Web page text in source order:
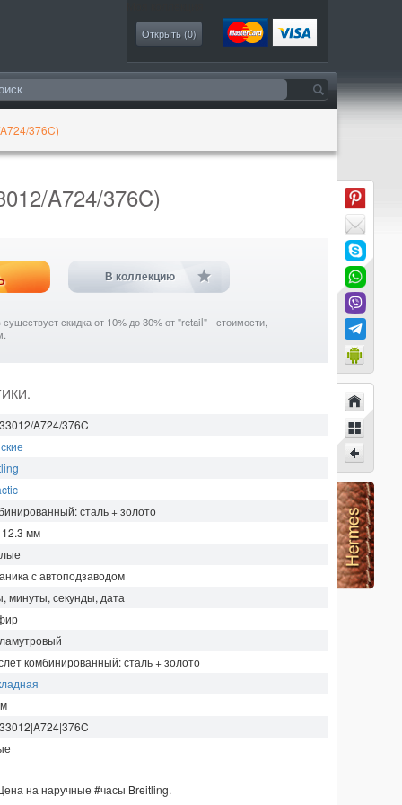
Открыть (0)
376C)
A724/376C)
В коллекцию
скидка от 10% до 30% от "retail" - стоимости,
A724/376C
сталь + золото
мм
с автоподзаводом
минуты, секунды, дата
комбинированный: сталь + золото
м
на наручные #часы Breitling.